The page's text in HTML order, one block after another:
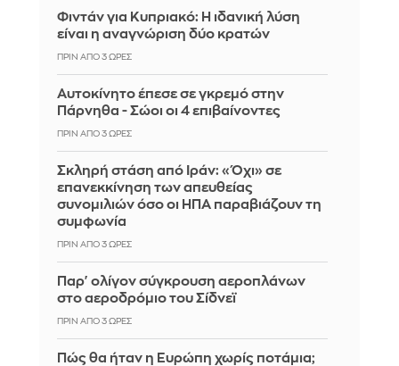
Φιντάν για Κυπριακό: Η ιδανική λύση
είναι η αναγνώριση δύο κρατών
ΠΡΙΝ ΑΠΌ 3 ΏΡΕΣ
Αυτοκίνητο έπεσε σε γκρεμό στην
Πάρνηθα - Σώοι οι 4 επιβαίνοντες
ΠΡΙΝ ΑΠΌ 3 ΏΡΕΣ
Σκληρή στάση από Ιράν: «Όχι» σε
επανεκκίνηση των απευθείας
συνομιλιών όσο οι ΗΠΑ παραβιάζουν τη
συμφωνία
ΠΡΙΝ ΑΠΌ 3 ΏΡΕΣ
Παρ' ολίγον σύγκρουση αεροπλάνων
στο αεροδρόμιο του Σίδνεϊ
ΠΡΙΝ ΑΠΌ 3 ΏΡΕΣ
Πώς θα ήταν η Ευρώπη χωρίς ποτάμια;